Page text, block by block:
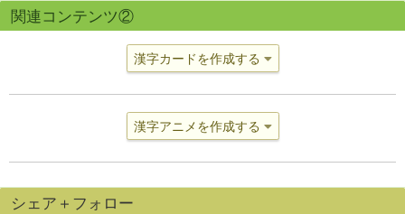
関連コンテンツ②
漢字カードを作成する
漢字アニメを作成する
シェア＋フォロー